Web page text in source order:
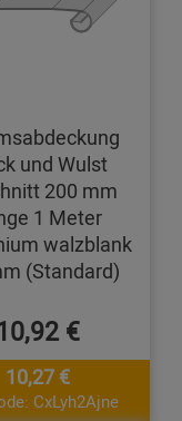
und Wulst
200 mm
1 Meter
walzblank
(Standard)
€
10,27 €
CxLyh2Ajne